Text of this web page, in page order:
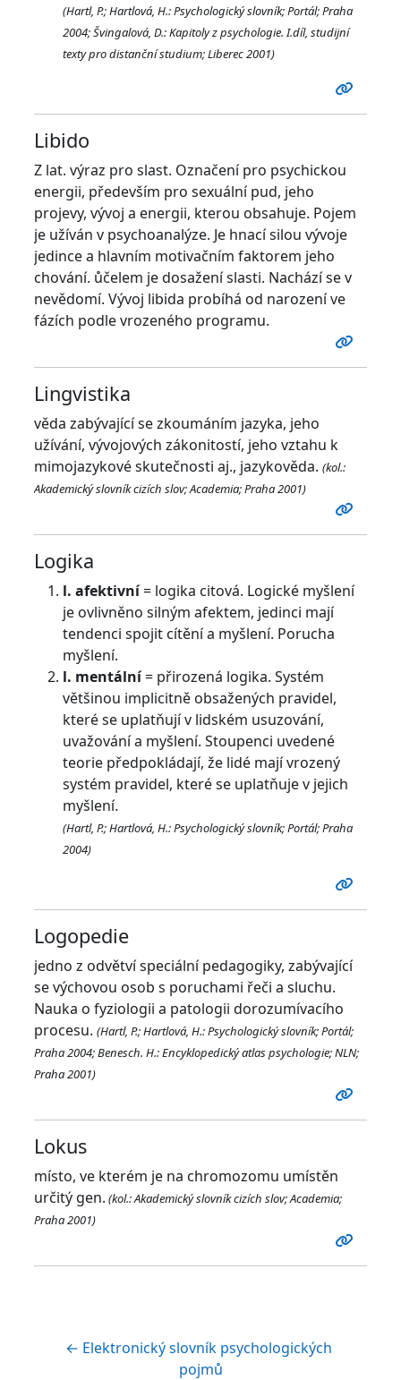
(Hartl, P.; Hartlová, H.: Psychologický slovník; Portál; Praha
2004; Švingalová, D.: Kapitoly z psychologie. I.díl, studijní
texty pro distanční studium; Liberec 2001)
Libido
Z lat. výraz pro slast. Označení pro psychickou
energii, především pro sexuální pud, jeho
projevy, vývoj a energii, kterou obsahuje. Pojem
je užíván v psychoanalýze. Je hnací silou vývoje
jedince a hlavním motivačním faktorem jeho
chování. ůčelem je dosažení slasti. Nachází se v
nevědomí. Vývoj libida probíhá od narození ve
fázích podle vrozeného programu.
Lingvistika
věda zabývající se zkoumáním jazyka, jeho
užívání, vývojových zákonitostí, jeho vztahu k
mimojazykové skutečnosti aj., jazykověda. (kol.:
Akademický slovník cizích slov; Academia; Praha 2001)
Logika
l. afektivní= logika citová. Logické myšlení
je ovlivněno silným afektem, jedinci mají
tendenci spojit cítění a myšlení. Porucha
myšlení.
l. mentální= přirozená logika. Systém
většinou implicitně obsažených pravidel,
které se uplatňují v lidském usuzování,
uvažování a myšlení. Stoupenci uvedené
teorie předpokládají, že lidé mají vrozený
systém pravidel, které se uplatňuje v jejich
myšlení.
(Hartl, P.; Hartlová, H.: Psychologický slovník; Portál; Praha
2004)
Logopedie
jedno z odvětví speciální pedagogiky, zabývající
se výchovou osob s poruchami řeči a sluchu.
Nauka o fyziologii a patologii dorozumívacího
procesu. (Hartl, P.; Hartlová, H.: Psychologický slovník; Portál;
Praha 2004; Benesch. H.: Encyklopedický atlas psychologie; NLN;
Praha 2001)
Lokus
místo, ve kterém je na chromozomu umístěn
určitý gen. (kol.: Akademický slovník cizích slov; Academia;
Praha 2001)
← Elektronický slovník psychologických
pojmů